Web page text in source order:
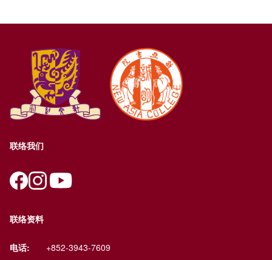
联络我们
联络资料
电话: +852-3943-7609